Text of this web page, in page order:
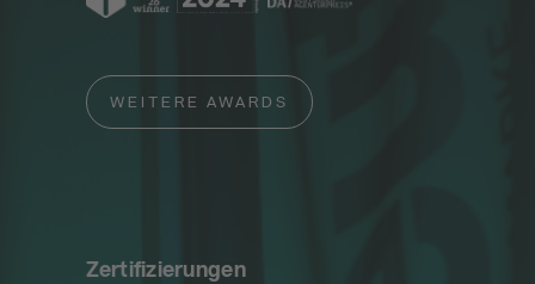
WEITERE AWARDS
Zertifizierungen